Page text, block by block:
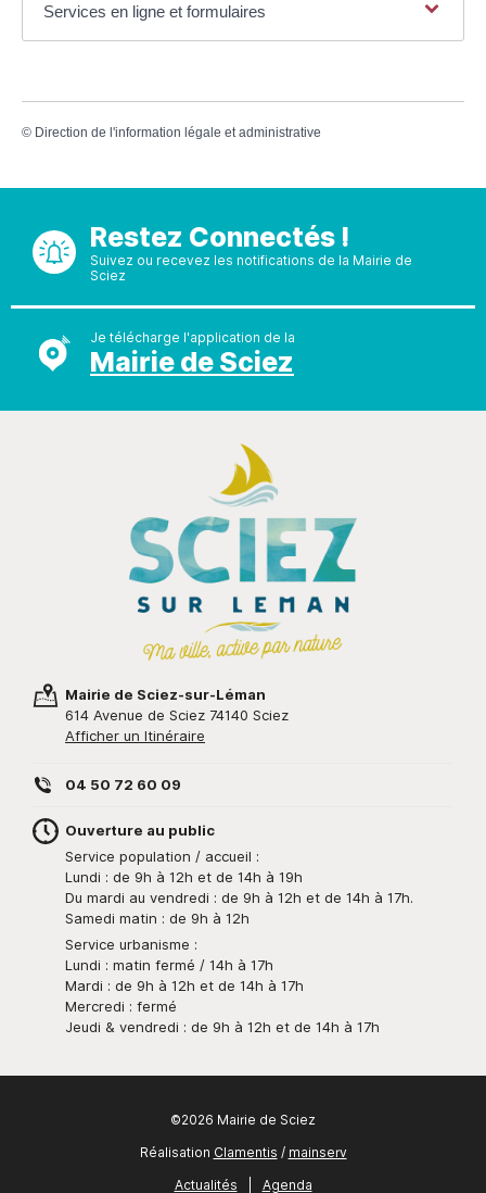
Services en ligne et formulaires
© Direction de l'information légale et administrative
Restez Connectés !
Suivez ou recevez les notifications de la Mairie de
Sciez
Je télécharge l'application de la
Mairie de Sciez
Mairie de Sciez-sur-Léman
614 Avenue de Sciez 74140 Sciez
Afficher un Itinéraire
04 50 72 60 09
Ouverture au public
Service population / accueil :
Lundi : de 9h à 12h et de 14h à 19h
Du mardi au vendredi : de 9h à 12h et de 14h à 17h.
Samedi matin : de 9h à 12h
Service urbanisme :
Lundi : matin fermé / 14h à 17h
Mardi : de 9h à 12h et de 14h à 17h
Mercredi : fermé
Jeudi & vendredi : de 9h à 12h et de 14h à 17h
©2026 Mairie de Sciez
Réalisation Clamentis / mainserv
Actualités
Agenda